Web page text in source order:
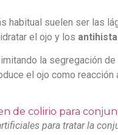
habitual suelen ser las
el ojo y los
la segregación
el ojo como reacción
para tratar la